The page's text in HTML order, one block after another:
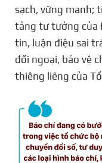
sạch, vững mạnh;
tảng tư tưởng của
tin, luận điệu sai
đối ngoại, bảo vệ
thiêng liêng của